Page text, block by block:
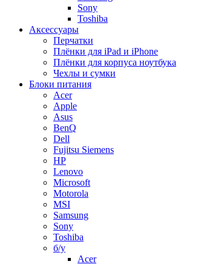
Sony
Toshiba
Аксессуары
Перчатки
Плёнки для iPad и iPhone
Плёнки для корпуса ноутбука
Чехлы и сумки
Блоки питания
Acer
Apple
Asus
BenQ
Dell
Fujitsu Siemens
HP
Lenovo
Microsoft
Motorola
MSI
Samsung
Sony
Toshiba
б/у
Acer